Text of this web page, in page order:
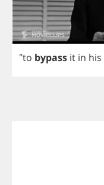
"to bypass it in his